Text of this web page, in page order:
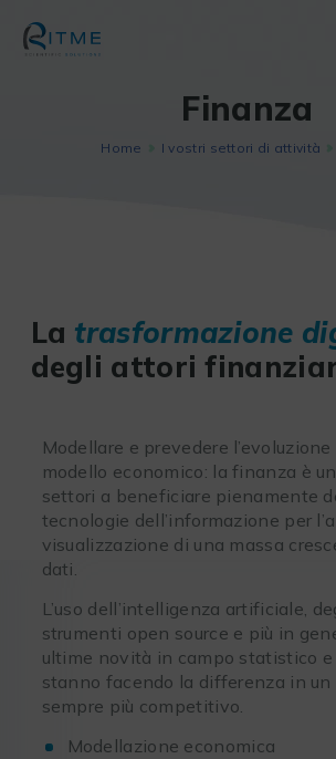
content
Finanza
Home I vostri settori di attività
La trasformazione
degli attori
Modellare e prevedere l’evoluzione
modello economico: la finanza è
settori a beneficiare pienamente
tecnologie dell’informazione per
visualizzazione di una massa
dati.
L’uso dell’intelligenza artificiale,
strumenti open source e più in
ultime novità in campo statistico
stanno facendo la differenza in un
sempre più competitivo.
Modellazione economica